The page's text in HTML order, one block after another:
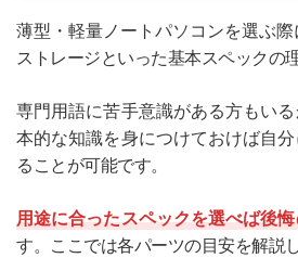
薄型・軽量ノートパソコンを選ぶ
ストレージといった基本スペックの
専門用語に苦手意識がある方もい
本的な知識を身につけておけば自
ることが可能です。
用途に合ったスペックを選べば後
す。ここでは各パーツの目安を解説し